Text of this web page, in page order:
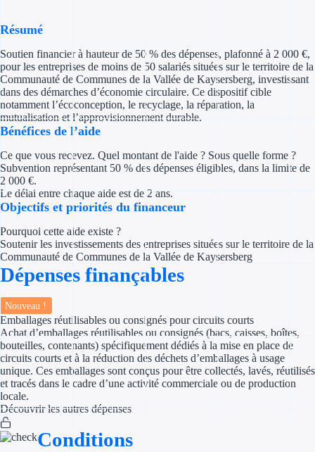
Subventions
Concours
Réduction des
Investir dans
Exonération
Prêts publics
Prêt
Prêt
Résumé
Soutien financier à hauteur de 50 % des dépenses, plafonné à 2 000 €,
pour les entreprises de moins de 50 salariés situées sur le territoire de la
Communauté de Communes de la Vallée de Kaysersberg, investissant
dans des démarches d’économie circulaire. Ce dispositif cible
notamment l’écoconception, le recyclage, la réparation, la
mutualisation et l’approvisionnement durable.
Bénéfices de l’aide
Ce que vous recevez. Quel montant de l'aide ? Sous quelle forme ?
Subvention représentant 50 % des dépenses éligibles, dans la limite de
2 000 €.
Le délai entre chaque aide est de 2 ans.
Objectifs et priorités du financeur
Pourquoi cette aide existe ?
Soutenir les investissements des entreprises situées sur le territoire de la
Communauté de Communes de la Vallée de Kaysersberg
Dépenses finançables
Nouveau !
Emballages réutilisables ou consignés pour circuits courts
Achat d’emballages réutilisables ou consignés (bacs, caisses, boîtes,
bouteilles, contenants) spécifiquement dédiés à la mise en place de
circuits courts et à la réduction des déchets d’emballages à usage
unique. Ces emballages sont conçus pour être collectés, lavés, réutilisés
et tracés dans le cadre d’une activité commerciale ou de production
locale.
Découvrir les autres dépenses
Conditions